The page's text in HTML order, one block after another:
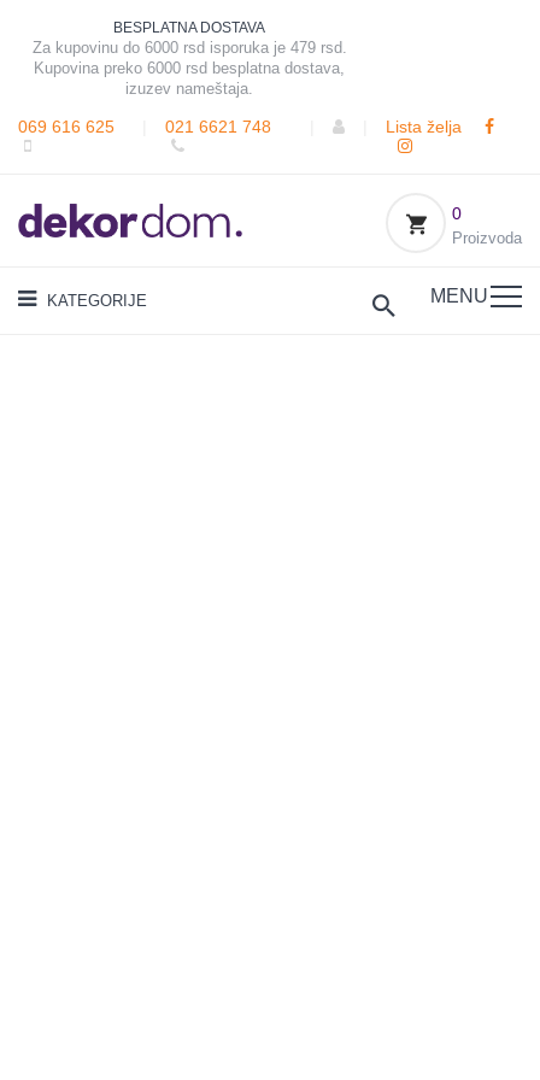
BESPLATNA DOSTAVA
Za kupovinu do 6000 rsd isporuka je 479 rsd.
Kupovina preko 6000 rsd besplatna dostava,
izuzev nameštaja.
069 616 625 021 6621 748 Lista želja
0
Proizvoda
KATEGORIJE MENU